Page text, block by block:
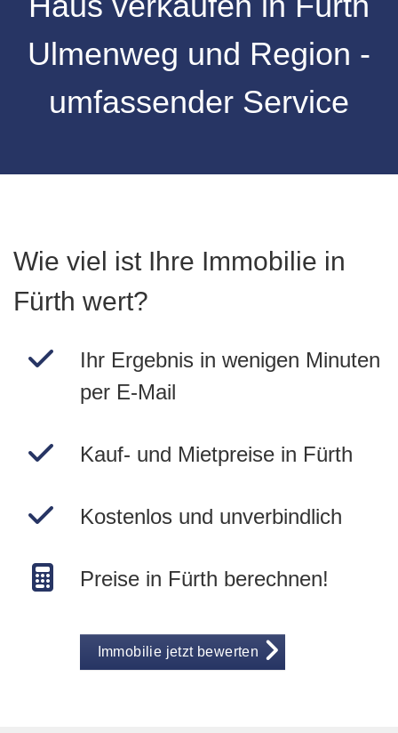
Ulmenweg und Region -
umfassender Service
Wie viel ist Ihre Immobilie in
Fürth wert?
Ihr Ergebnis in wenigen Minuten
per E-Mail
Kauf- und Mietpreise in Fürth
Kostenlos und unverbindlich
Preise in Fürth berechnen!
Immobilie jetzt bewerten